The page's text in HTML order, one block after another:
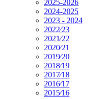
2025-2026
2024-2025
2023 - 2024
2022⁄23
2021⁄22
2020⁄21
2019⁄20
2018⁄19
2017⁄18
2016⁄17
2015⁄16